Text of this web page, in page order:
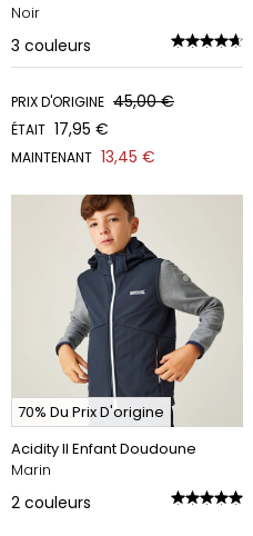
Noir
3 couleurs
PRIX D'ORIGINE 45,00 €
ÉTAIT 17,95 €
MAINTENANT 13,45 €
70% Du Prix D'origine
Acidity II Enfant Doudoune
Marin
2 couleurs